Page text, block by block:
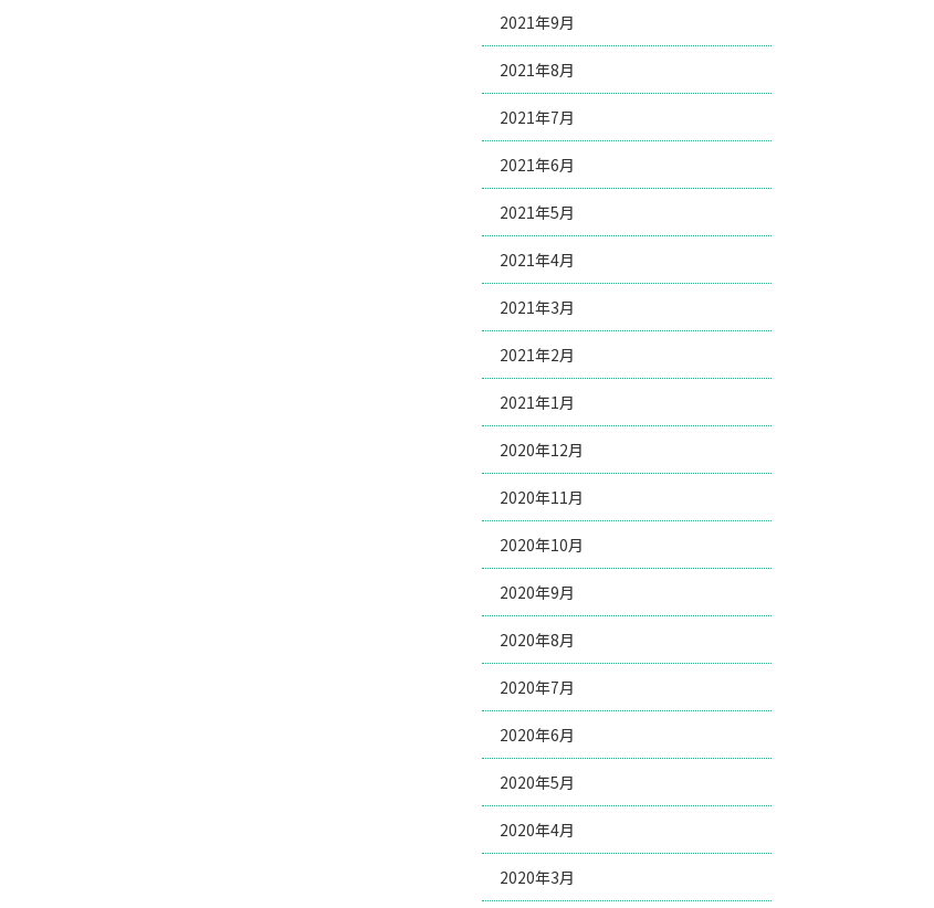
2021年9月
2021年8月
2021年7月
2021年6月
2021年5月
2021年4月
2021年3月
2021年2月
2021年1月
2020年12月
2020年11月
2020年10月
2020年9月
2020年8月
2020年7月
2020年6月
2020年5月
2020年4月
2020年3月